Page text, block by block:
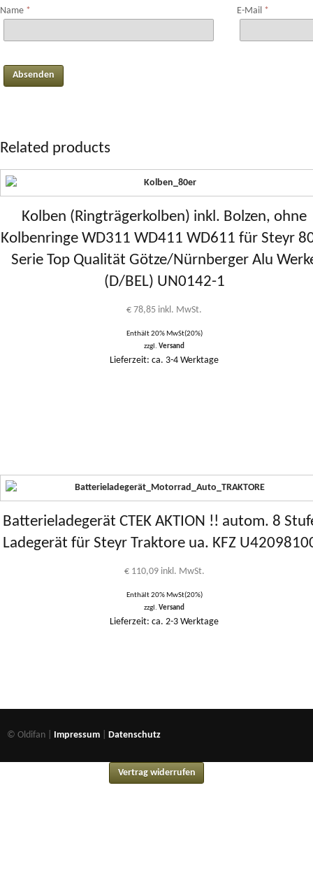
Name * E-Mail *
Related products
Kolben (Ringträgerkolben) inkl. Bolzen, ohne
Kolbenringe WD311 WD411 WD611 für Steyr
Serie Top Qualität Götze/Nürnberger Alu
(D/BEL) UN0142-1
€ 78,85 inkl. MwSt.
Enthält 20% MwSt(20%)
zzgl.Versand
Lieferzeit: ca. 3-4 Werktage
Batterieladegerät CTEK AKTION !! autom. 8
Ladegerät für Steyr Traktore ua. KFZ
€110,09 inkl. MwSt.
Enthält 20% MwSt(20%)
zzgl.Versand
Lieferzeit: ca. 2-3 Werktage
© Oldifan | Impressum Datenschutz
Vertrag widerrufen